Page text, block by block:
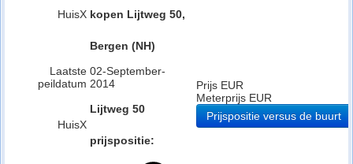
HuisX kopen Lijtweg 50,
Bergen (NH)
Laatste
peildatum
02-September-
2014
HuisX
Lijtweg 50
prijspositie:
Prijs EUR
Meterprijs EUR
Prijspositie versus de buurt